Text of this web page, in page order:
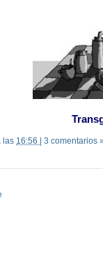
las 16:56 | 3 comentarios